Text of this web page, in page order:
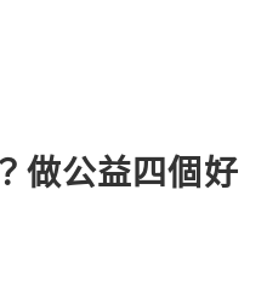
做公益四個好